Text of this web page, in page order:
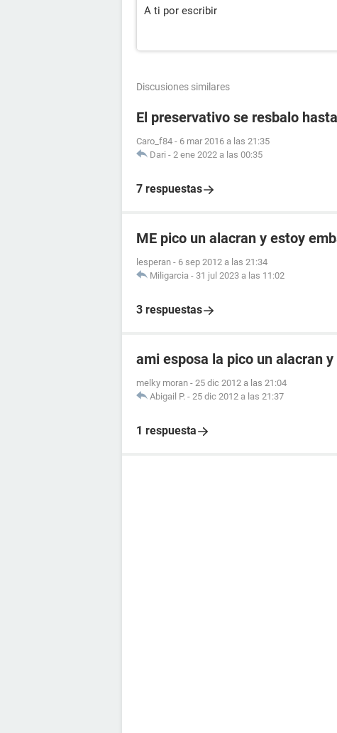
A ti por escribir
Discusiones similares
El preservativo se resbalo
Caro_f84 - 6 mar 2016 a las 21:35
Dari - 2 ene 2022 a las 00:35
7 respuestas
ME pico un alacran y estoy
lesperan - 6 sep 2012 a las 21:34
Miligarcia - 31 jul 2023 a las 11:02
3 respuestas
ami esposa la pico un alacran
melky moran - 25 dic 2012 a las 21:04
Abigail P. - 25 dic 2012 a las 21:37
1 respuesta